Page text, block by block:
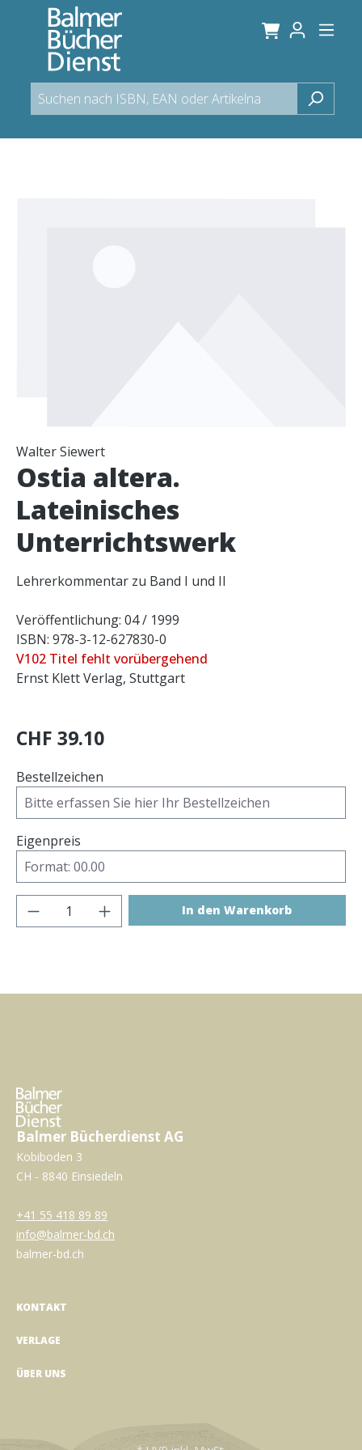
springen
Walter Siewert
Ostia altera.
Lateinisches
Unterrichtswerk
Lehrerkommentar zu Band I und II
Veröffentlichung: 04 / 1999
ISBN: 978-3-12-627830-0
V102 Titel fehlt vorübergehend
Ernst Klett Verlag, Stuttgart
CHF 39.10
Bestellzeichen
Eigenpreis
Produkt Anzahl: Gib den gewünschten
In den Warenkorb
Balmer Bücherdienst AG
Kobiboden 3
CH - 8840 Einsiedeln
+41 55 418 89 89
info@balmer-bd.ch
balmer-bd.ch
KONTAKT
VERLAGE
ÜBER UNS